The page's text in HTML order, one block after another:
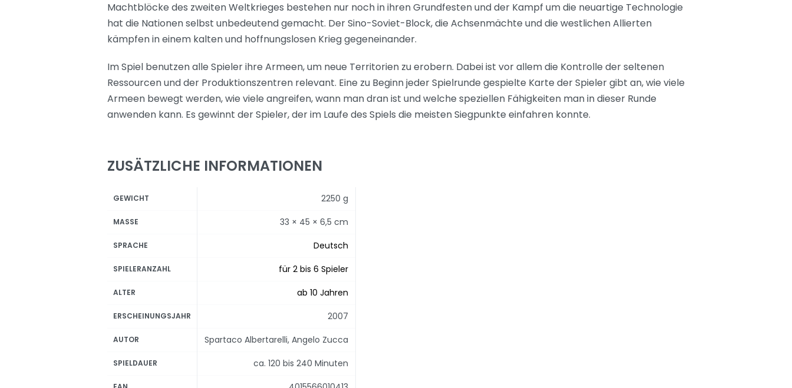
Machtblöcke des zweiten Weltkrieges bestehen nur noch in ihren Grundfesten und der Kampf um die neuartige Technologie
hat die Nationen selbst unbedeutend gemacht. Der Sino-Soviet-Block, die Achsenmächte und die westlichen Allierten
kämpfen in einem kalten und hoffnungslosen Krieg gegeneinander.
Im Spiel benutzen alle Spieler ihre Armeen, um neue Territorien zu erobern. Dabei ist vor allem die Kontrolle der seltenen
Ressourcen und der Produktionszentren relevant. Eine zu Beginn jeder Spielrunde gespielte Karte der Spieler gibt an, wie viele
Armeen bewegt werden, wie viele angreifen, wann man dran ist und welche speziellen Fähigkeiten man in dieser Runde
anwenden kann. Es gewinnt der Spieler, der im Laufe des Spiels die meisten Siegpunkte einfahren konnte.
ZUSÄTZLICHE INFORMATIONEN
GEWICHT 2250 g
MASSE 33 × 45 × 6,5 cm
SPRACHE Deutsch
SPIELERANZAHL für 2 bis 6 Spieler
ALTER ab 10 Jahren
ERSCHEINUNGSJAHR 2007
AUTOR Spartaco Albertarelli, Angelo Zucca
SPIELDAUER ca. 120 bis 240 Minuten